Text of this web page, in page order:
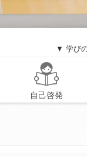
▼ 学び
自己啓発